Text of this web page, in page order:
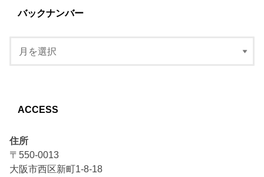
バックナンバー
ACCESS
住所
〒550-0013
大阪市西区新町1-8-18